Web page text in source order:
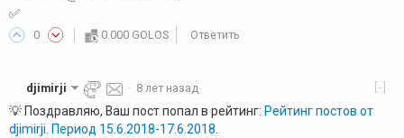
✅
0 0.000 GOLOS Ответить
[-]
djimirji · 8 лет назад
💡 Поздравляю, Ваш пост попал в рейтинг: Рейтинг постов от
djimirji. Период 15.6.2018-17.6.2018